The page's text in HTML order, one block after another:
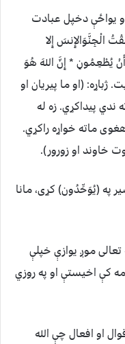
یواځې دخپل عبادت
الْجِنَّوَالإِنسَ إِلا
يُطْعِمُونِ * إِنَّ اللهَ هُوَ
الْقُوَّةِ الْمَتِينُ] (الذاریات: ۵۶) آیت. ژباړه: (او ما پیریان او
پیداکړي. زه له
ماته خواړه راکړي.
خاوند او زورور).
په (یُوَحِّدُون) کړی، مانا
موږ یوازې خپلې
کې اخیستې او په روزي
او افعال چې الله